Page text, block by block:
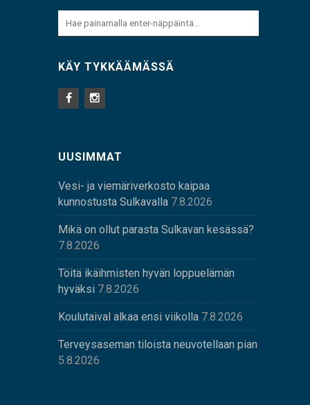
KÄY TYKKÄÄMÄSSÄ
UUSIMMAT
Vesi- ja viemäriverkosto kaipaa
kunnostusta Sulkavalla 7.8.2026
Mikä on ollut parasta Sulkavan kesässä?
7.8.2026
Töitä ikäihmisten hyvän loppuelämän
hyväksi 7.8.2026
Koulutaival alkaa ensi viikolla 7.8.2026
Terveysaseman tiloista neuvotellaan pian
5.8.2026